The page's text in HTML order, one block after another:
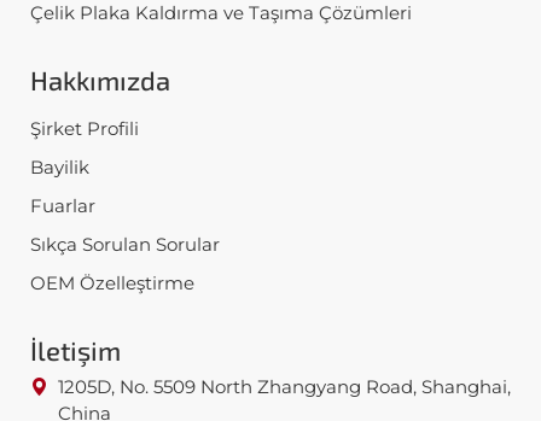
Çelik Plaka Kaldırma ve Taşıma Çözümleri
Hakkımızda
Şirket Profili
Bayilik
Fuarlar
Sıkça Sorulan Sorular
OEM Özelleştirme
İletişim
1205D, No. 5509 North Zhangyang Road, Shanghai,
China